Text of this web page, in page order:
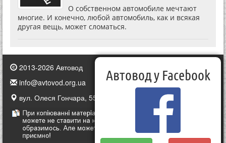
О собственном автомобиле мечтают
многие. И конечно, любой автомобиль, как и всякая
другая вещь, может сломаться.
2013-2026 Автовод
info@avtovod.org.ua
вул. Олеся Гончара, 55, Київ, Україна
Автовод у Facebook